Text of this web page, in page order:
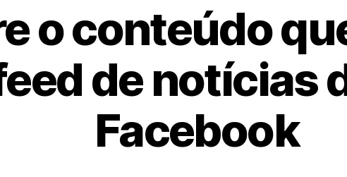
o conteúdo
de notícias
Facebook